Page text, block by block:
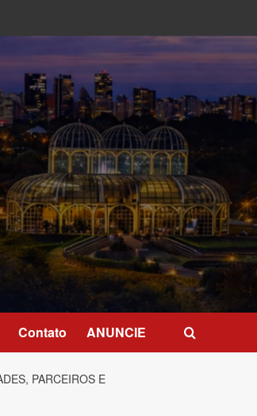
Contato ANUNCIE
PARCEIROS E